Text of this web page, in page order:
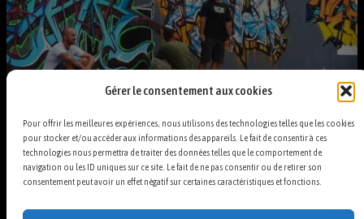
Gérer le consentement aux cookies
Pour offrir les meilleures expériences, nous utilisons des technologies telles que les cookies
pour stocker et/ou accéder aux informations des appareils. Le fait de consentir à ces
technologies nous permettra de traiter des données telles que le comportement de
navigation ou les ID uniques sur ce site. Le fait de ne pas consentir ou de retirer son
consentement peut avoir un effet négatif sur certaines caractéristiques et fonctions.